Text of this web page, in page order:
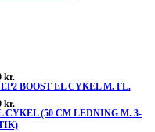
kr.
BOOST EL CYKEL M. FL.
kr.
CYKEL (50 CM LEDNING M. 3-